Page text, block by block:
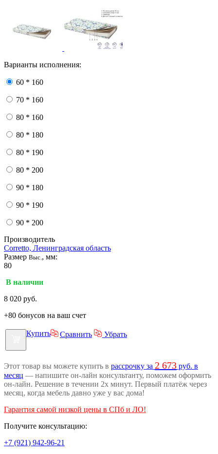
Варианты исполнения:
60 * 160
70 * 160
80 * 160
80 * 180
80 * 190
80 * 200
90 * 180
90 * 190
90 * 200
Производитель
Corretto, Ленинградская область
Размер Выс. , мм:
80
В наличии
8 020 руб.
+80 бонусов на ваш счет
Купить Сравнить Убрать
Этот товар вы можете купить в рассрочку за 2 673 руб. в
месяц — напишите он-лайн консультанту, поможем оформить
он-лайн. Решение в течении 2х минут. Первый платёж через
месяц, когда мебель давно уже у вас дома!
Гарантия самой низкой цены в СПб и ЛО!
Получите консультацию:
+7 (921) 942-96-21